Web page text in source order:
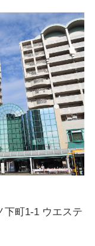
下町1-1 ウエステ